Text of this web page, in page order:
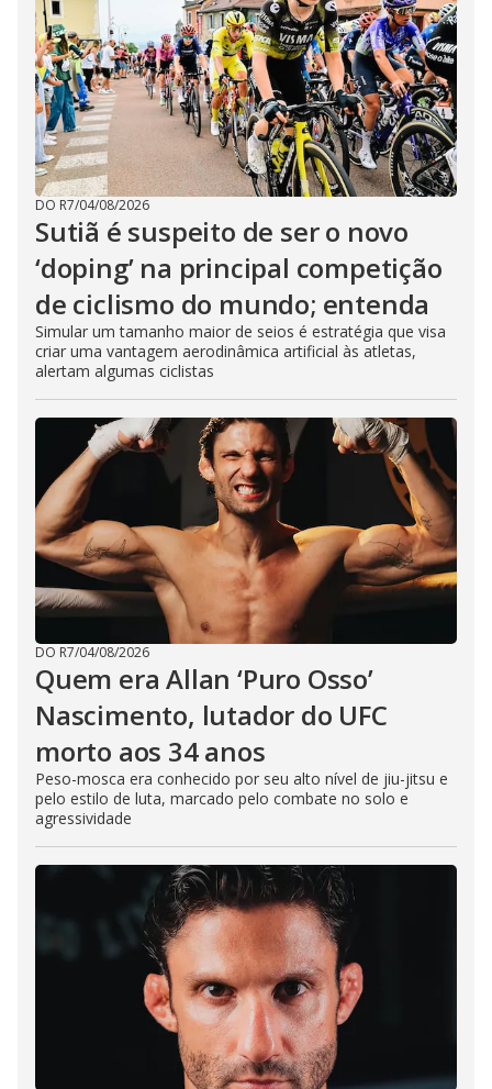
DO R7/04/08/2026
Sutiã é suspeito de ser o novo
‘doping’ na principal competição
de ciclismo do mundo; entenda
Simular um tamanho maior de seios é estratégia que visa
criar uma vantagem aerodinâmica artificial às atletas,
alertam algumas ciclistas
DO R7/04/08/2026
Quem era Allan ‘Puro Osso’
Nascimento, lutador do UFC
morto aos 34 anos
Peso-mosca era conhecido por seu alto nível de jiu-jitsu e
pelo estilo de luta, marcado pelo combate no solo e
agressividade